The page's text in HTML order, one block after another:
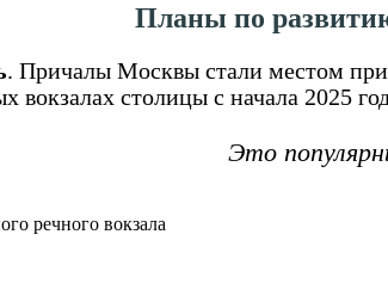
Планы по
. Причалы Москвы стали местом
вокзалах столицы с начала 2025
Это